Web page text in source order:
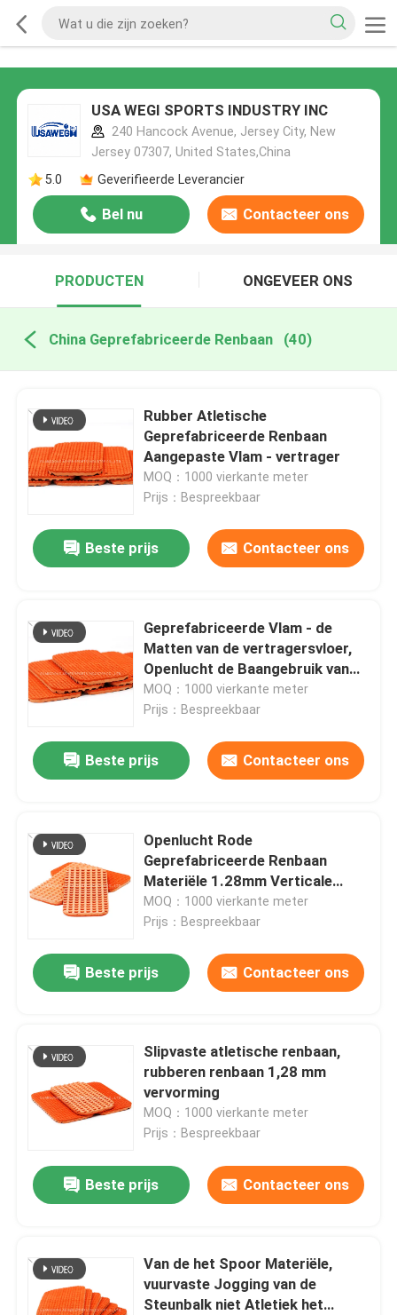
USA WEGI SPORTS INDUSTRY INC
240 Hancock Avenue, Jersey City, New
Jersey 07307, United States,China
5.0
Geverifieerde Leverancier
Bel nu Contacteer ons
PRODUCTEN ONGEVEER ONS
China Geprefabriceerde Renbaan (40)
Rubber Atletische
Geprefabriceerde Renbaan
Aangepaste Vlam - vertrager
MOQ：1000 vierkante meter
Prijs：Bespreekbaar
Beste prijs Contacteer ons
Geprefabriceerde Vlam - de
Matten van de vertragersvloer,
Openlucht de Baangebruik van
Spooroppervlakten
MOQ：1000 vierkante meter
Prijs：Bespreekbaar
Beste prijs Contacteer ons
Openlucht Rode
Geprefabriceerde Renbaan
Materiële 1.28mm Verticale
Misvorming
MOQ：1000 vierkante meter
Prijs：Bespreekbaar
Beste prijs Contacteer ons
Slipvaste atletische renbaan,
rubberen renbaan 1,28 mm
vervorming
MOQ：1000 vierkante meter
Prijs：Bespreekbaar
Beste prijs Contacteer ons
Van de het Spoor Materiële,
vuurvaste Jogging van de
Steunbalk niet Atletiek het